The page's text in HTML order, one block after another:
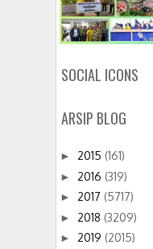
SOCIAL ICONS
ARSIP BLOG
► 2015 (161)
► 2016 (319)
► 2017 (5717)
► 2018 (3209)
► 2019 (2015)